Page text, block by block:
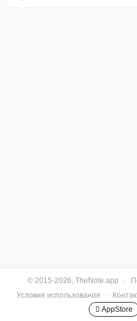
© 2015-2026, TheNote.app ·
Условия использования
·
 AppStore